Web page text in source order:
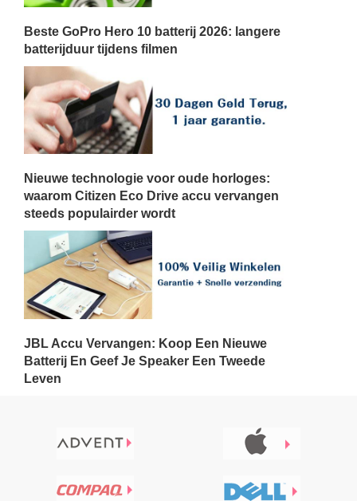
Beste GoPro Hero 10 batterij 2026: langere
batterijduur tijdens filmen
Nieuwe technologie voor oude horloges:
waarom Citizen Eco Drive accu vervangen
steeds populairder wordt
JBL Accu Vervangen: Koop Een Nieuwe
Batterij En Geef Je Speaker Een Tweede
Leven